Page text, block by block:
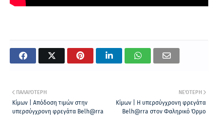
ΝΕΌΤΕΡΗ
Κίμων | Η υπερσύγχρονη φρεγάτα
Belh@rra στον Φαληρικό Όρμο
ΠΑΛΑΙΌΤΕΡΗ
Κίμων | Απόδοση τιμών στην
υπερσύγχρονη φρεγάτα Belh@rra